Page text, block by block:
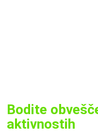
Bodite
aktivnostih